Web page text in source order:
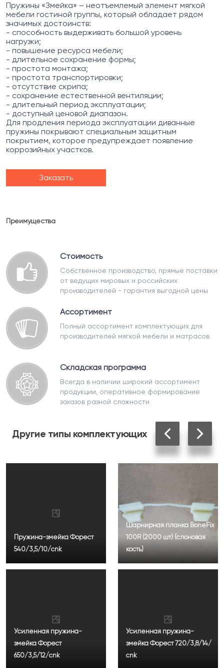
Пружины «Змейка» – неотъемлемый элемент мягкой
мебели гостиной группы, который обладает рядом
значимых достоинств:
- способность выдерживать большой уровень
нагрузки;
- повышение ресурса мебели;
- длительное сохранение формы;
- простота монтажа;
- простота транспортировки;
- отсутствие скрипа;
- сохранение естественной вентиляции;
- длительный период эксплуатации;
- доступный ценовой диапазон.
Для продления периода эксплуатации диванные
пружины покрывают специальным защитным
покрытием, которое предупреждает появление
коррозийных участков.
Заказать
Преимущества
Стоимость
Собственное производство, прямые поставки
от ведущих мировых и российских
производителей - гарантия выгодной цены
Ассортимент
Полный ассортимент комплектующих для
производителей мягкой мебели и матрасов
Складская программа
Всегда в наличии широкий ассортимент
продукции, оперативное формирование
заказов разной сложности
Другие типы комплектующих
Пружина-змейка Форест
540/3,5/10/cnk
Усиленная пружина-
змейка Форест
650/3,5/12/cnk
Шарнирная планка BoneFix
100R (2000 шт) (слоновая
кость)
Усиленная пружина-
змейка Форест 720/3,8/14/
cnk